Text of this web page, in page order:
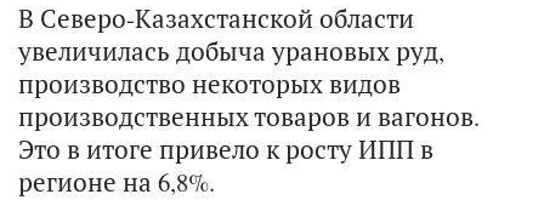
В Северо-Казахстанской области
увеличилась добыча урановых руд,
производство некоторых видов
производственных товаров и вагонов.
Это в итоге привело к росту ИПП в
регионе на 6,8%.